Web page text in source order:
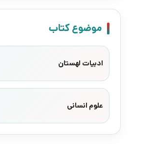
موضوع کتاب
ادبیات لهستان
علوم انسانی